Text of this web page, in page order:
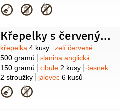
(loupané)
med
1 lžíce
šalvěj2 snítky
Kategorie
Křepelky s červeným zelím
Suroviny
křepelka 4 kusy
zelí červené
500 gramů
slanina anglická
150 gramů
cibule 2 kusy
česnek
2 stroužky
jalovec 6 kusů
(kuliček)
275 mililitrů
cukr2 lžíce
máslo
Kategorie